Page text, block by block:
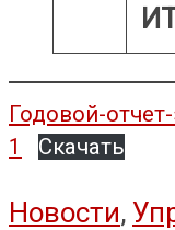
Годовой-
1
Скачать
Новости,